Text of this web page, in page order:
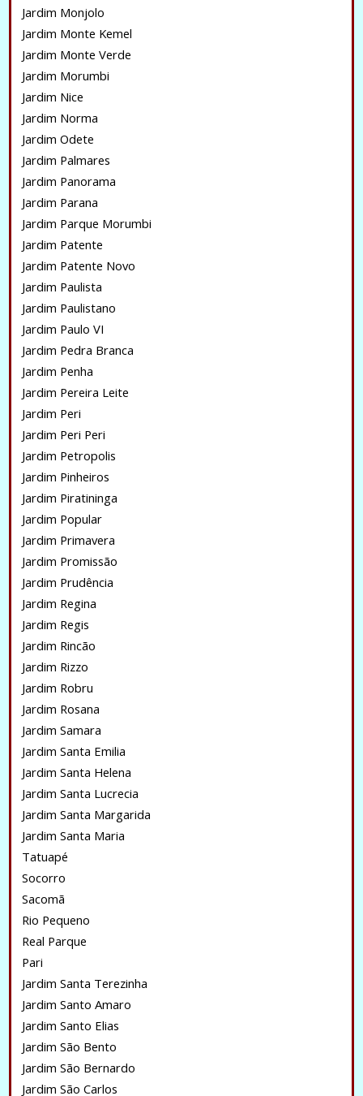
Jardim Monjolo
Jardim Monte Kemel
Jardim Monte Verde
Jardim Morumbi
Jardim Nice
Jardim Norma
Jardim Odete
Jardim Palmares
Jardim Panorama
Jardim Parana
Jardim Parque Morumbi
Jardim Patente
Jardim Patente Novo
Jardim Paulista
Jardim Paulistano
Jardim Paulo VI
Jardim Pedra Branca
Jardim Penha
Jardim Pereira Leite
Jardim Peri
Jardim Peri Peri
Jardim Petropolis
Jardim Pinheiros
Jardim Piratininga
Jardim Popular
Jardim Primavera
Jardim Promissão
Jardim Prudência
Jardim Regina
Jardim Regis
Jardim Rincão
Jardim Rizzo
Jardim Robru
Jardim Rosana
Jardim Samara
Jardim Santa Emilia
Jardim Santa Helena
Jardim Santa Lucrecia
Jardim Santa Margarida
Jardim Santa Maria
Tatuapé
Socorro
Sacomã
Rio Pequeno
Real Parque
Pari
Jardim Santa Terezinha
Jardim Santo Amaro
Jardim Santo Elias
Jardim São Bento
Jardim São Bernardo
Jardim São Carlos